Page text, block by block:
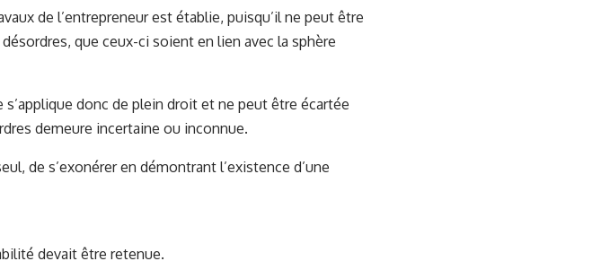
de l’entrepreneur est établie, puisqu’il ne peut être
que ceux-ci soient en lien avec la sphère
donc de plein droit et ne peut être écartée
demeure incertaine ou inconnue.
de s’exonérer en démontrant l’existence d’une
devait être retenue.